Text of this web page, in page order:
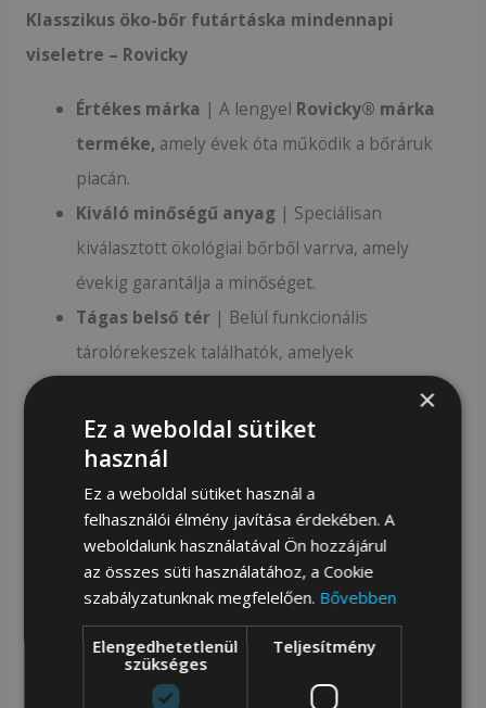
Klasszikus öko-bőr futártáska mindennapi
viseletre – Rovicky
Értékes márka | A lengyel Rovicky® márka
terméke, amely évek óta működik a bőráruk
piacán.
Kiváló minőségű anyag | Speciálisan
kiválasztott ökológiai bőrből varrva, amely
évekig garantálja a minőséget.
Tágas belső tér | Belül funkcionális
tárolórekeszek találhatók, amelyek
hozzáférést a legszükségesebb dolgokhoz.
Szíjjal| A táskát kényelmesen viselheti a
vállán, és a heveder széles választékának
köszönhetően tökéletesen illeszkedik a
magasságától függetlenül.
Egyedi stílus| Elegáns kialakítású kézitáska,
amely tökéletes mindennapi viselethez és
különleges alkalmakhoz.
×
Ez a weboldal sütiket
használ
Ez a weboldal sütiket használ a
felhasználói élmény javítása érdekében. A
weboldalunk használatával Ön hozzájárul
az összes süti használatához, a Cookie
szabályzatunknak megfelelően. Bővebben
Elengedhetetlenül
szükséges
Teljesítmény